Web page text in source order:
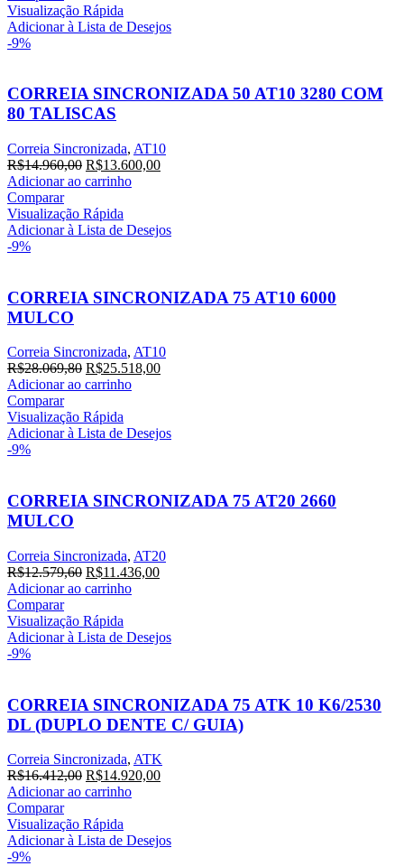
era:
R$59.248,20.R$53.862,00.
Visualização Rápida
Adicionar à Lista de Desejos
-9%
CORREIA SINCRONIZADA 50 AT10 3280 COM
80 TALISCAS
Correia Sincronizada, AT10
R$14.960,00 O
preço
era:
R$14.960,00.
R$13.600,00O
R$13.600,00.
Adicionar ao carrinho
Comparar
Visualização Rápida
Adicionar à Lista de Desejos
-9%
CORREIA SINCRONIZADA 75 AT10 6000
MULCO
Correia Sincronizada, AT10
R$28.069,80 O
preço
era:
R$28.069,80.
R$25.518,00O
R$25.518,00.
Adicionar ao carrinho
Comparar
Visualização Rápida
Adicionar à Lista de Desejos
-9%
CORREIA SINCRONIZADA 75 AT20 2660
MULCO
Correia Sincronizada, AT20
R$12.579,60 O
preço
era:
R$12.579,60.
R$11.436,00O
R$11.436,00.
Adicionar ao carrinho
Comparar
Visualização Rápida
Adicionar à Lista de Desejos
-9%
CORREIA SINCRONIZADA 75 ATK 10 K6/2530
DL (DUPLO DENTE C/ GUIA)
Correia Sincronizada, ATK
R$16.412,00 O
preço
era:
R$16.412,00.
R$14.920,00O
R$14.920,00.
Adicionar ao carrinho
Comparar
Visualização Rápida
Adicionar à Lista de Desejos
-9%